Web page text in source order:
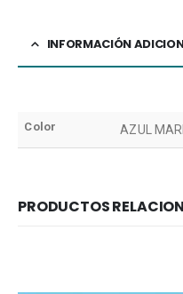
INFORMACIÓN
Color AZUL
PRODUCTOS